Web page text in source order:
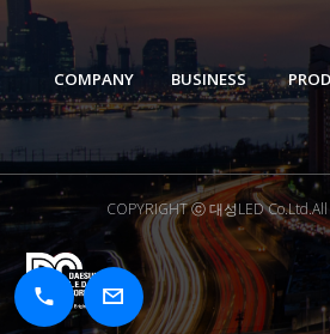
COMPANY BUSINESS
COPYRIGHT ⓒ 대성LED